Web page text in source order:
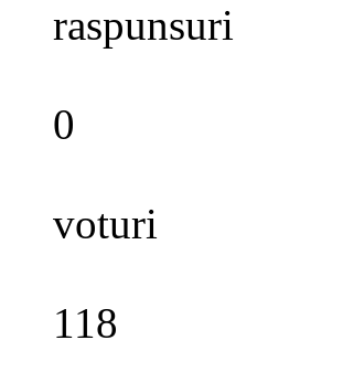
raspunsuri
0
voturi
118